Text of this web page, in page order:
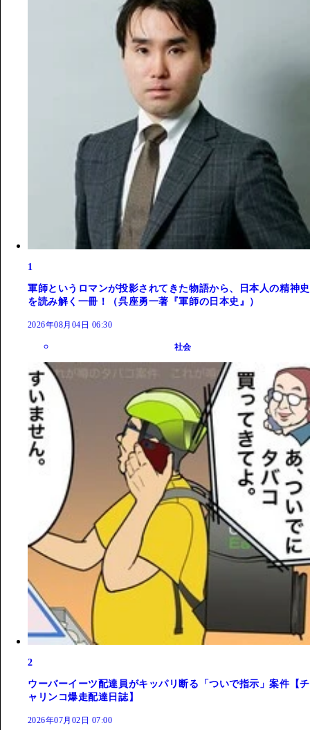
1
軍師というロマンが投影されてきた物語から、日本人の精神史
を読み解く一冊！（呉座勇一著『軍師の日本史』）
2026年08月04日 06:30
社会
2
ウーバーイーツ配達員がキッパリ断る「ついで指示」案件【チ
ャリンコ爆走配達日誌】
2026年07月02日 07:00